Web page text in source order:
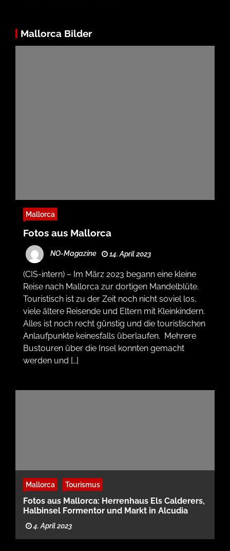
Mallorca Bilder
Mallorca
Fotos aus Mallorca
NO-Magazine 14. April 2023
(CIS-intern) – Im März 2023 begann eine kleine
Reise nach Mallorca zur dortigen Mandelblüte.
Touristisch ist zu der Zeit noch nicht soviel los,
viele ältere Reisende und Eltern mit Kleinkindern.
Alles ist noch recht günstig und die touristischen
Anlaufpunkte keinesfalls überlaufen. Mehrere
Bustouren über die Insel konnten gemacht
werden und […]
Mallorca Tourismus
Fotos aus Mallorca: Herrenhaus Els Calderers,
Halbinsel Formentor und Markt in Alcudia
4. April 2023